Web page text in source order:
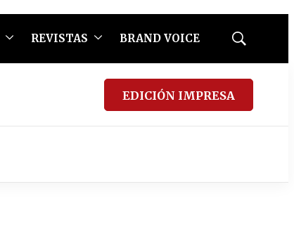
REVISTAS BRAND VOICE
Mostrar
EDICIÓN IMPRESA